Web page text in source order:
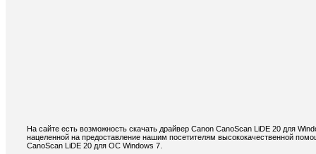
На сайте есть возможность скачать драйвер Canon CanoScan LiDE 20 для
нацеленной на предоставление нашим посетителям высококачественной
CanoScan LiDE 20 для ОС Windows 7.